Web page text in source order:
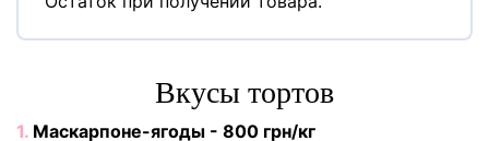
Вкусы тортов
1. Маскарпоне-ягоды - 800 грн/кг